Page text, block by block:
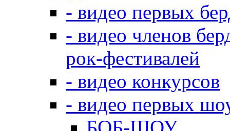
- видео первых
- видео членов
рок-фестивалей
- видео конкурсов
- видео первых